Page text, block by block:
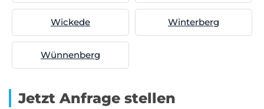
Wickede Winterberg
Wünnenberg
Jetzt Anfrage stellen